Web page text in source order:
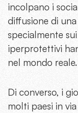
incolpano i
diffusione di
specialmente
iperprotettivi
nel mondo reale.
Di converso, i
molti paesi in